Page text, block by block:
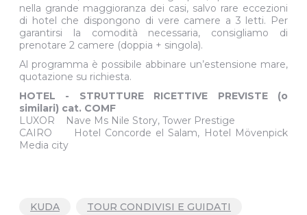
nella grande maggioranza dei casi, salvo rare eccezioni
di hotel che dispongono di vere camere a 3 letti. Per
garantirsi la comodità necessaria, consigliamo di
prenotare 2 camere (doppia + singola).
Al programma è possibile abbinare un’estensione mare,
quotazione su richiesta.
HOTEL - STRUTTURE RICETTIVE PREVISTE (o
similari) cat. COMF
LUXOR Nave Ms Nile Story, Tower Prestige
CAIRO Hotel Concorde el Salam, Hotel Mövenpick
Media city
KUDA TOUR CONDIVISI E GUIDATI